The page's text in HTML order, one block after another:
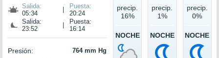
Salida:
05:34
Puesta:
20:24
Salida:
23:52
Puesta:
16:14
Presión: 764 mm Hg
precip.
16%
NOCHE
precip.
1%
NOCHE
precip.
0%
NOCHE